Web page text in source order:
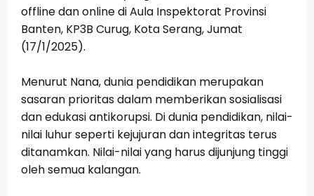
offline dan online di Aula Inspektorat Provinsi
Banten, KP3B Curug, Kota Serang, Jumat
(17/1/2025).
Menurut Nana, dunia pendidikan merupakan
sasaran prioritas dalam memberikan sosialisasi
dan edukasi antikorupsi. Di dunia pendidikan, nilai-
nilai luhur seperti kejujuran dan integritas terus
ditanamkan. Nilai-nilai yang harus dijunjung tinggi
oleh semua kalangan.